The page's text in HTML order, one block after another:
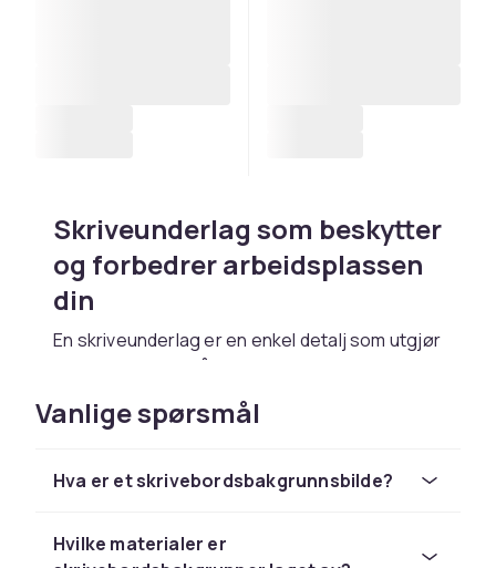
Skriveunderlag som beskytter
og forbedrer arbeidsplassen
din
En skriveunderlag er en enkel detalj som utgjør
en stor forskjell på skrivebordet ditt. Den
samtidig som den gir en mykere og mer
datamaskinen eller bruker musen. Enten du
sitter på kontoret, jobber hjemmefra, studerer
skriveunderlaget en mer organisert og
Vanlige spørsmål
Hva er et skrivebordsbakgrunnsbilde?
Hvilke materialer er